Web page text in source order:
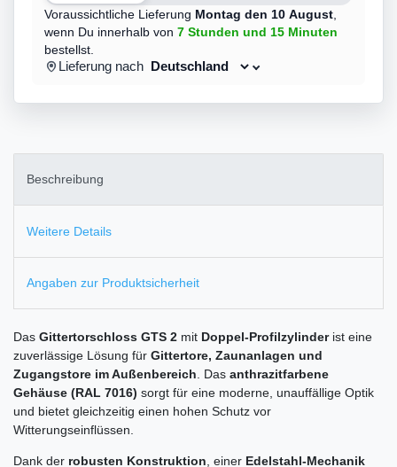
Voraussichtliche Lieferung Montag den 10 August
wenn Du innerhalb von 7 Stunden und 15 Minuten
bestellst.
Lieferung nach
Beschreibung
Weitere Details
Angaben zur Produktsicherheit
Das Gittertorschloss GTS 2 mit Doppel-Profilzylinderist eine
zuverlässige Lösung für Gittertore, Zaunanlagen und
Zugangstore im Außenbereich . Das anthrazitfarbene
Gehäuse (RAL 7016) sorgt für eine moderne, unauffällige Optik
und bietet gleichzeitig einen hohen Schutz vor
Witterungseinflüssen.
Dank der robusten Konstruktion , einer Edelstahl-Mechanik